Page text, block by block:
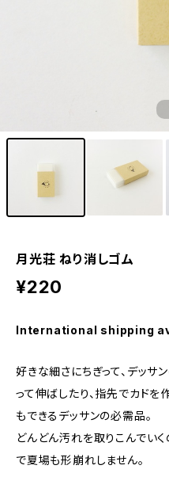
月光荘 ねり消しゴム
¥220
International shipping
好きな細さにちぎって、デッサ
って伸ばしたり、指先でカド
もできるデッサンの必需品。
どんどん汚れを取りこんでい
で夏場も形崩れしません。